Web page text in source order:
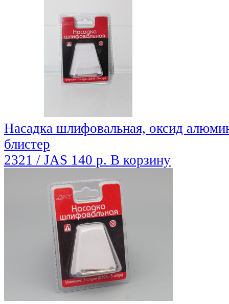
Насадка шлифовальная, оксид
блистер
2321 / JAS 140 р. В корзину